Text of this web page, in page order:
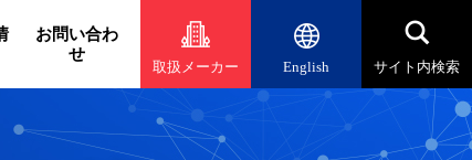
お問い合わ
せ
取扱メーカー English サイト内検索